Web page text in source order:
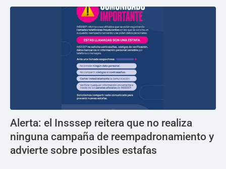
Alerta: el Insssep reitera que no realiza
ninguna campaña de reempadronamiento y
advierte sobre posibles estafas